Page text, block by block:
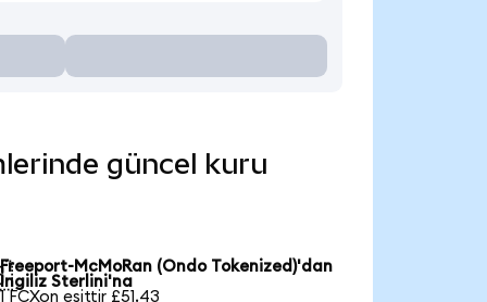
güncel kuru
Freeport-McMoRan (Ondo Tokenized)'dan
İngiliz Sterlini'na
1 FCXon eşittir £51,43